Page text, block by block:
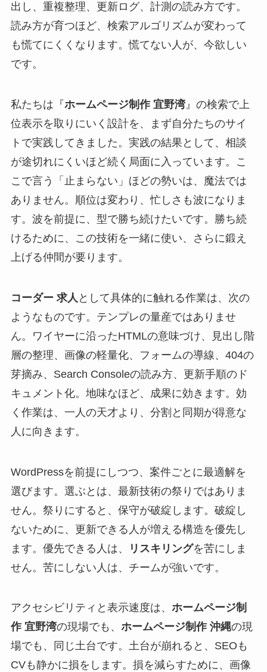
出し、重複整理、更新ログ、計測の読み方です。
読み方が育つほど、検索アルゴリズムが変わって
も慌てにくくなります。慌てない人が、今欲しい
です。
私たちは『ホームページ制作 宜野湾』の検索で上
位表示を取りにいく設計を、まず自分たちのサイ
トで実践してきました。実践の結果として、相談
が途切れにくいほど続く局面に入っています。こ
こで言う「止まらない」ほどの勢いは、魔法では
ありません。順位は変わり、忙しさも波になりま
す。波を前提に、型で勝ち続けたいです。勝ち続
けるために、この技術を一緒に使い、さらに鍛え
上げる仲間が要ります。
コーダー 求人 として具体的に触れる作業は、次の
ようなものです。テンプレの量産ではありませ
ん。ワイヤーに沿ったHTMLの意味づけ、見出し階
層の整理、画像の軽量化、フォームの導線、404の
芽摘み、Search Consoleの読み方、更新手順のド
キュメント化。地味なほど、成果に効きます。効
く作業は、一人の天才より、分割と同期が得意な
人に向きます。
WordPressを前提にしつつ、案件ごとに最適解を
選びます。選ぶとは、最新技術の祭りではありま
せん。祭りにすると、保守が破綻します。破綻し
ないために、更新できる人が増える構造を優先し
ます。優先できる人は、
リスキリングを苦にしま
せん。苦にしない人は、チームが強いです。
アクセシビリティと表示速度は、 ホームページ制
作 宜野湾の現場でも、 ホームページ制作 沖縄の現
場でも、同じ土台です。土台が崩れると、SEOも
CVも静かに損をします。損を減らすために、画像